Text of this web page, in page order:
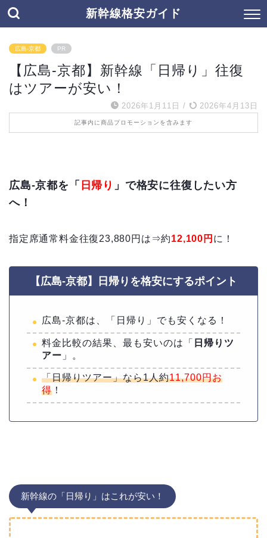
新幹線格安ガイド
広島-京都 PR
【広島-京都】新幹線「日帰り」往復
はツアーが安い！
2026年1月11日 / 2026年4月13日
記事内に商品プロモーションを含みます
広島-京都を「 日帰り 」で格安に往復したい方
へ！
指定席通常料金往復23,880円は⇒約12,100円 に！
【広島-京都】日帰りを格安にするポイント
広島-京都は、「日帰り」でも安くなる！
料金比較の結果、最も安いのは「
日帰りツ
アー 」。
「日帰りツアー」なら1人約11,700円お
得 ！
新幹線の「日帰り」はこれが安い！